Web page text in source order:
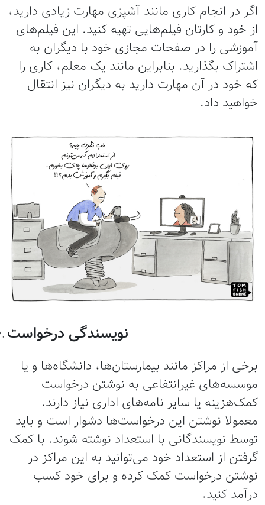
در انجام کاری مانند آشپزی مهارت زیادی دارید،
خود و کارتان فیلم‌هایی تهیه کنید. این فیلم‌های
را در صفحات مجازی خود با دیگران به
بگذارید. بنابراین مانند یک معلم، کاری را
خود در آن مهارت دارید به دیگران نیز انتقال
داد.
نویسندگی درخواست
از مراکز مانند بیمارستان‌ها، دانشگاه‌ها و یا
غیرانتفاعی به نوشتن درخواست
یا سایر نامه‌های اداری نیاز دارند.
نوشتن این درخواست‌ها دشوار است و باید
نویسندگانی با استعداد نوشته شوند. با کمک
از استعداد خود می‌توانید به این مراکز در
درخواست کمک کرده و برای خود کسب
کنید.